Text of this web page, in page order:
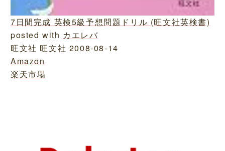
7日間完成 英検5級予想問題ドリル (旺文社英検書)
posted with カエレバ
旺文社 旺文社 2008-08-14
Amazon
楽天市場